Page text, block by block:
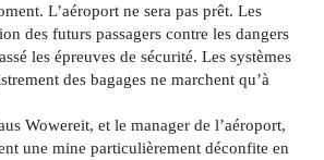
L’aéroport ne sera pas prêt. Les
des futurs passagers contre les dangers
les épreuves de sécurité. Les systèmes
des bagages ne marchent qu’à
Wowereit, et le manager de l’aéroport,
une mine particulièrement déconfite en